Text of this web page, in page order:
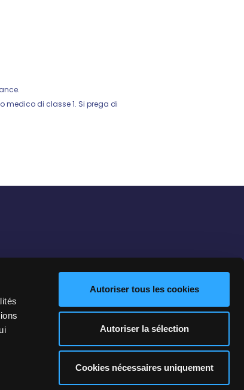
Autoriser tous les cookies
Autoriser la sélection
Cookies nécessaires uniquement
medico di classe 1. Si prega di
CGU